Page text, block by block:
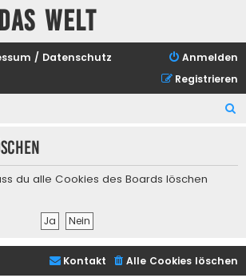
Welt
/ Datenschutz
Anmelden
Registrieren
h
du alle Cookies des Boards löschen
Alle Cookies löschen
Kontakt